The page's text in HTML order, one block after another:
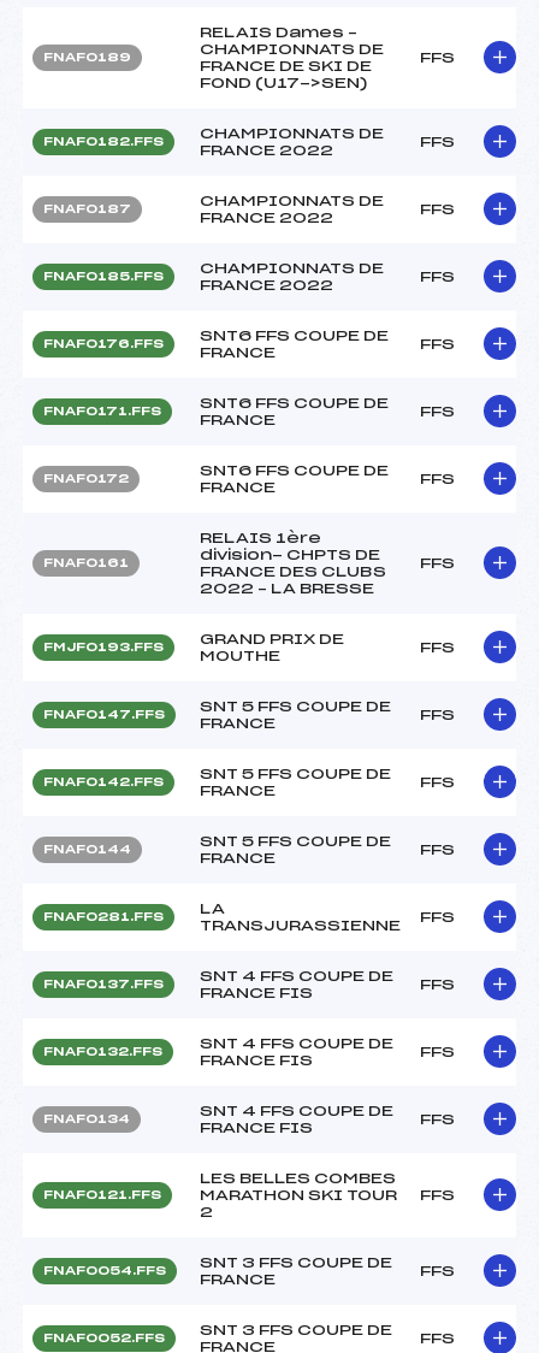
FNAF0189
RELAIS Dames –
CHAMPIONNATS DE
FRANCE DE SKI DE
FOND (U17->SEN)
FFS
FNAF0182.FFS
CHAMPIONNATS DE
FRANCE 2022
FFS
FNAF0187
CHAMPIONNATS DE
FRANCE 2022
FFS
FNAF0185.FFS
CHAMPIONNATS DE
FRANCE 2022
FFS
FNAF0176.FFS
SNT6 FFS COUPE DE
FRANCE
FFS
FNAF0171.FFS
SNT6 FFS COUPE DE
FRANCE
FFS
FNAF0172
SNT6 FFS COUPE DE
FRANCE
FFS
FNAF0161
RELAIS 1ère
division- CHPTS DE
FRANCE DES CLUBS
2022 – LA BRESSE
FFS
FMJF0193.FFS
GRAND PRIX DE
MOUTHE
FFS
FNAF0147.FFS
SNT 5 FFS COUPE DE
FRANCE
FFS
FNAF0142.FFS
SNT 5 FFS COUPE DE
FRANCE
FFS
FNAF0144
SNT 5 FFS COUPE DE
FRANCE
FFS
FNAF0281.FFS
LA
TRANSJURASSIENNE
FFS
FNAF0137.FFS
SNT 4 FFS COUPE DE
FRANCE FIS
FFS
FNAF0132.FFS
SNT 4 FFS COUPE DE
FRANCE FIS
FFS
FNAF0134
SNT 4 FFS COUPE DE
FRANCE FIS
FFS
FNAF0121.FFS
LES BELLES COMBES
MARATHON SKI TOUR
2
FFS
FNAF0054.FFS
SNT 3 FFS COUPE DE
FRANCE
FFS
FNAF0052.FFS
SNT 3 FFS COUPE DE
FRANCE
FFS